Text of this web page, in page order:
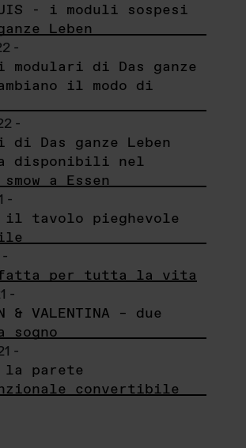
- i moduli sospesi
Leben
-
di Das ganze
il modo di
-
Das ganze Leben
disponibili nel
a Essen
-
il tavolo pieghevole
fatta per tutta la vita
-
& VALENTINA – due
-
la parete
convertibile